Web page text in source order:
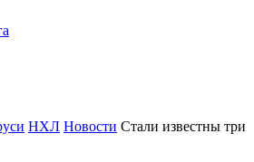
НХЛ Новости Стали известны три